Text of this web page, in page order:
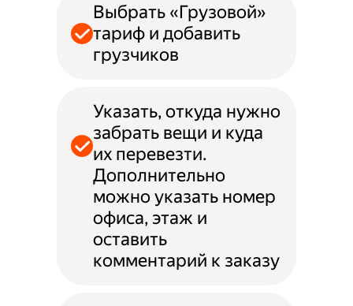
Выбрать «Грузовой»
тариф и добавить
грузчиков
Указать, откуда нужно
забрать вещи и куда
их перевезти.
Дополнительно
можно указать номер
офиса, этаж и
оставить
комментарий к заказу